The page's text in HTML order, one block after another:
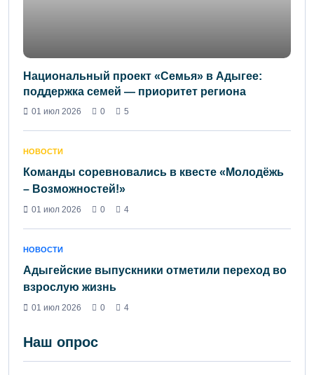
Национальный проект «Семья» в Адыгее:
поддержка семей — приоритет региона
01 июл 2026 0 5
НОВОСТИ
Команды соревновались в квесте «Молодёжь
– Возможностей!»
01 июл 2026 0 4
НОВОСТИ
Адыгейские выпускники отметили переход во
взрослую жизнь
01 июл 2026 0 4
Наш опрос